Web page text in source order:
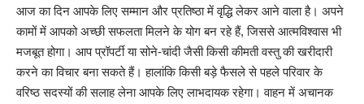
आज का दिन आपके लिए सम्मान और प्रतिष्ठा में वृद्धि लेकर आने वाला है। अपने
कामों में आपको अच्छी सफलता मिलने के योग बन रहे हैं, जिससे आत्मविश्वास भी
मजबूत होगा। आप प्रॉपर्टी या सोने-चांदी जैसी किसी कीमती वस्तु की खरीदारी
करने का विचार बना सकते हैं। हालांकि किसी बड़े फैसले से पहले परिवार के
वरिष्ठ सदस्यों की सलाह लेना आपके लिए लाभदायक रहेगा। वाहन में अचानक